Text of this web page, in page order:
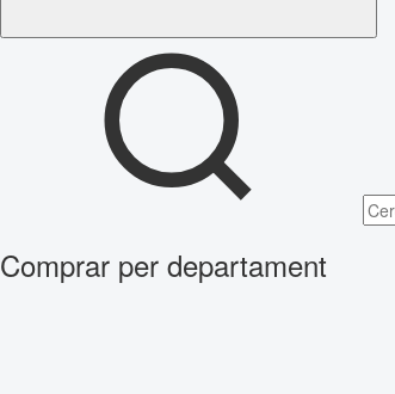
Comprar per departament